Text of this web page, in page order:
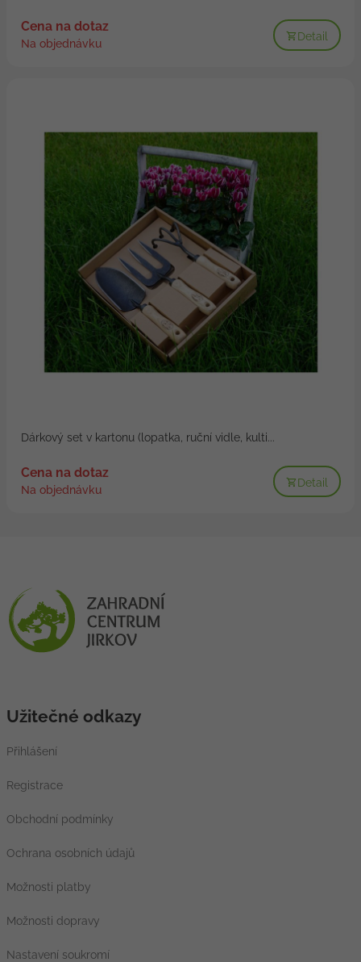
Cena na dotaz
Na objednávku
Detail
Dárkový set v kartonu (lopatka, ruční vidle, kulti...
Cena na dotaz
Na objednávku
Detail
Užitečné odkazy
Přihlášení
Registrace
Obchodní podmínky
Ochrana osobních údajů
Možnosti platby
Možnosti dopravy
Nastavení soukromí